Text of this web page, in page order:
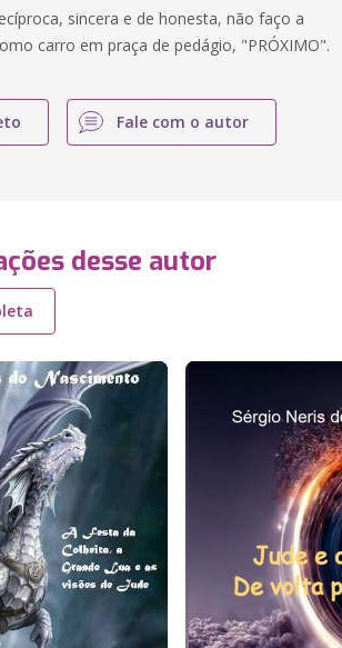
sincera e de honesta, não faço a
carro em praça de pedágio, "PRÓXIMO".
Fale com o autor
desse autor